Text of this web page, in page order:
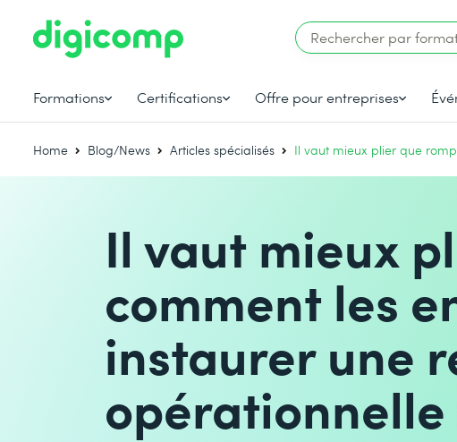
Formations Certifications Offre pour entreprises
Home Blog/News Articles spécialisés Il vaut mieux plier que
Il vaut mieux
comment les
instaurer une
opérationnelle